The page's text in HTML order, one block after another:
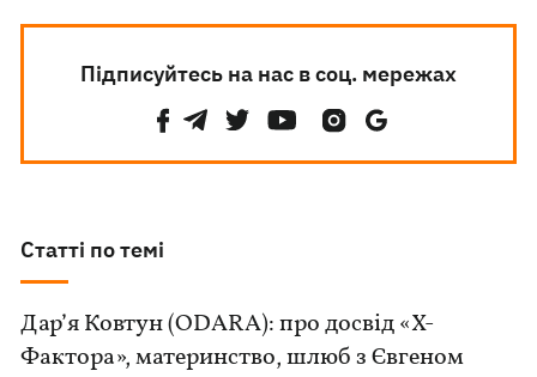
Підписуйтесь на нас в соц. мережах
Статті по темі
Дар’я Ковтун (ODARA): про досвід «Х-
Фактора», материнство, шлюб з Євгеном